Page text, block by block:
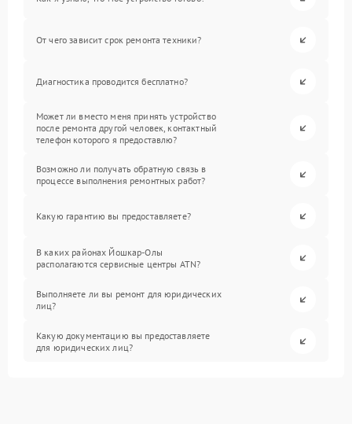
От чего зависит срок ремонта техники?
Диагностика проводится бесплатно?
Может ли вместо меня принять устройство
после ремонта другой человек, контактный
телефон которого я предоставлю?
Возможно ли получать обратную связь в
процессе выполнения ремонтных работ?
Какую гарантию вы предоставляете?
В каких районах Йошкар-Олы
располагаются сервисные центры ATN?
Выполняете ли вы ремонт для юридических
лиц?
Какую документацию вы предоставляете
для юридических лиц?